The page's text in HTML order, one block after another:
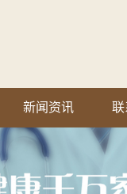
新闻资讯 联